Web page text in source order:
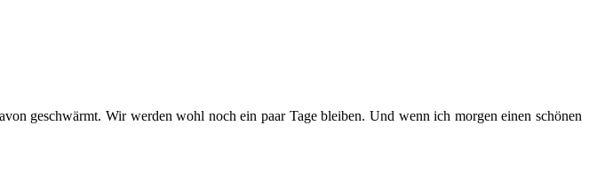
geschwärmt. Wir werden wohl noch ein paar Tage bleiben. Und wenn ich morgen einen schönen